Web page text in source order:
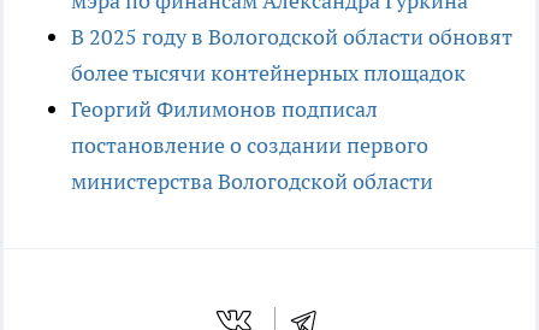
В 2025 году в Вологодской области обновят
более тысячи контейнерных площадок
Георгий Филимонов подписал
постановление о создании первого
министерства Вологодской области